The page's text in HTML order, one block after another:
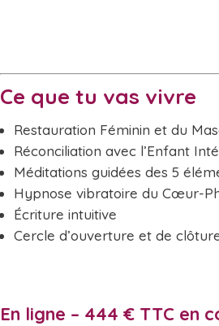
Ce que tu vas vivre
Restauration Féminin et du
Réconciliation avec l’Enfant
Méditations guidées des 5
Hypnose vibratoire du Cœur-
Écriture intuitive
Cercle d’ouverture et de
En ligne – 444 € TTC en